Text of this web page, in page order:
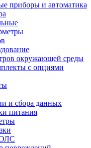
приборы и автоматика
окружающей среды
с опциями
и сбора данных
питания